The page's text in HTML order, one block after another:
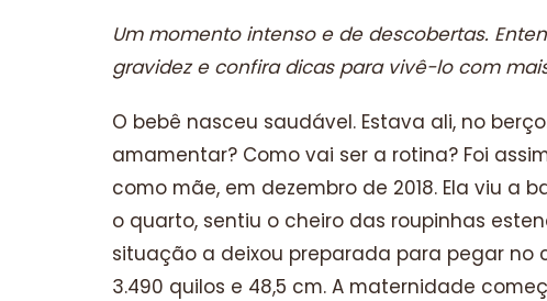
Um momento intenso e de descobertas.
gravidez e confira dicas para vivê-lo com
O bebê nasceu saudável. Estava ali, no
amamentar? Como vai ser a rotina? Foi
como mãe, em dezembro de 2018. Ela viu a
o quarto, sentiu o cheiro das roupinhas
situação a deixou preparada para pegar no
3.490 quilos e 48,5 cm. A maternidade